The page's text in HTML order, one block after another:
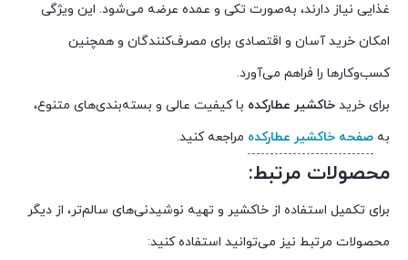
غذایی نیاز دارند، به‌صورت تکی و عمده عرضه می‌شود. این ویژگی
امکان خرید آسان و اقتصادی برای مصرف‌کنندگان و همچنین
کسب‌وکارها را فراهم می‌آورد.
برای خرید خاکشیر عطارکده با کیفیت عالی و بسته‌بندی‌های متنوع،
به صفحه خاکشیر عطارکده مراجعه کنید.
محصولات مرتبط:
برای تکمیل استفاده از خاکشیر و تهیه نوشیدنی‌های سالم‌تر، از دیگر
محصولات مرتبط نیز می‌توانید استفاده کنید: